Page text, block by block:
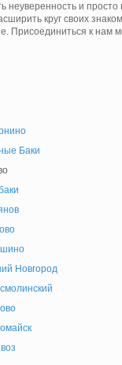
и просто
круг своих
Присоединиться к нам
Баки
Новгород